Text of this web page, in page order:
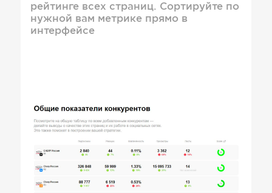
рейтинге всех страниц. Сортируйте по
нужной вам метрике прямо в
интерфейсе